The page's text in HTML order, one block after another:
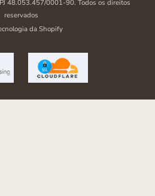
48.053.457/0001-90. Todos os direitos
reservados
da Shopify